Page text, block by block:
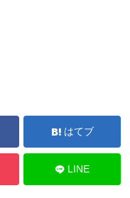
はてブ
LINE